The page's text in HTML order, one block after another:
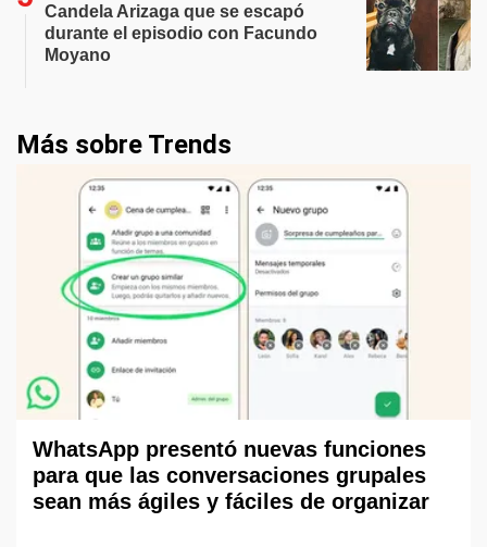
Candela Arizaga que se escapó
durante el episodio con Facundo
Moyano
Más sobre Trends
WhatsApp presentó nuevas funciones
para que las conversaciones grupales
sean más ágiles y fáciles de organizar